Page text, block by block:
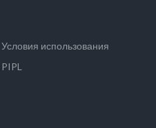
Условия использования
PIPL